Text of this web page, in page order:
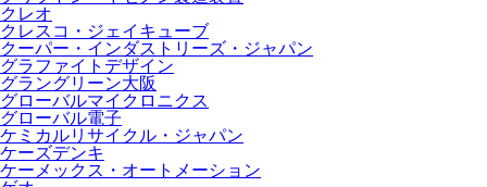
クレオ
クレスコ・ジェイキューブ
クーパー・インダストリーズ・ジャパン
グラファイトデザイン
グラングリーン大阪
グローバルマイクロニクス
グローバル電子
ケミカルリサイクル・ジャパン
ケーズデンキ
ケーメックス・オートメーション